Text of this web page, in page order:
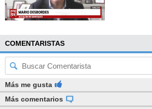
COMENTARISTAS
Más me gusta
Más comentarios